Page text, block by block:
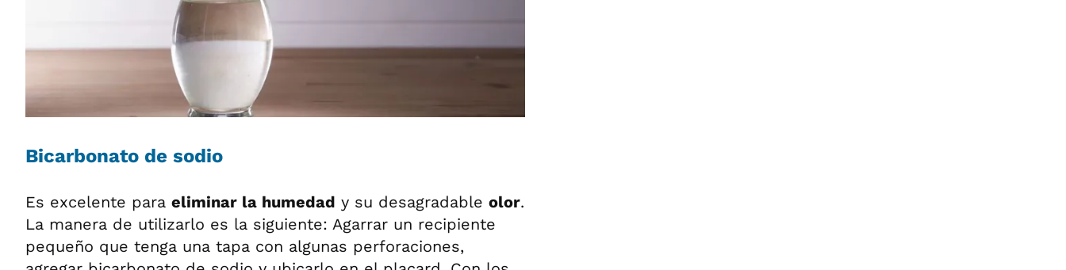
Bicarbonato de sodio
Es excelente para eliminar la humedad y su desagradable olor.
La manera de utilizarlo es la siguiente: Agarrar un recipiente
pequeño que tenga una tapa con algunas perforaciones,